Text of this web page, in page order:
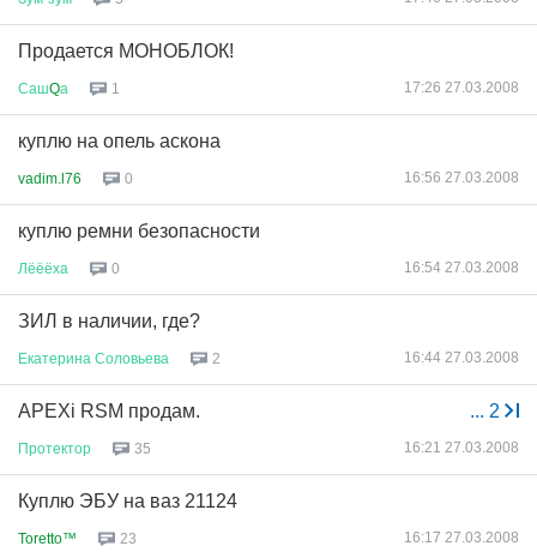
Продается МОНОБЛОК!
СашQа 1 17:26 27.03.2008
куплю на опель аскона
vadim.l76 0 16:56 27.03.2008
куплю ремни безопасности
Лёёёха 0 16:54 27.03.2008
ЗИЛ в наличии, где?
Екатерина Соловьева 2 16:44 27.03.2008
... 2
APEXi RSM продам.
Протектор 35 16:21 27.03.2008
Куплю ЭБУ на ваз 21124
Toretto™ 23 16:17 27.03.2008